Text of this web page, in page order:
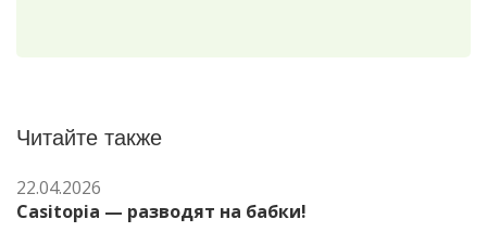
Читайте также
22.04.2026
Casitopia — разводят на бабки!